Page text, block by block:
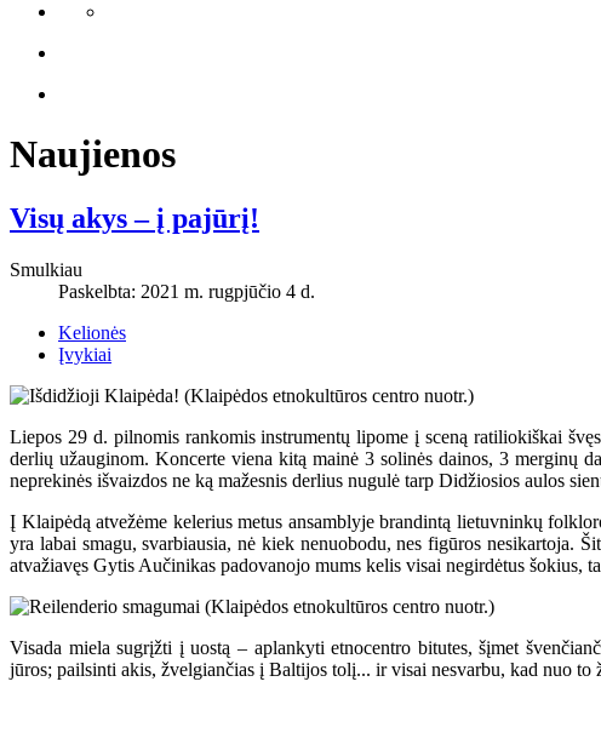
Naujienos
Visų akys – į pajūrį!
Smulkiau
Paskelbta: 2021 m. rugpjūčio 4 d.
Kelionės
Įvykiai
Liepos 29 d. pilnomis rankomis instrumentų lipome į sceną ratiliokiškai
derlių užauginom. Koncerte viena kitą mainė 3 solinės dainos, 3 merginų
neprekinės išvaizdos ne ką mažesnis derlius nugulė tarp Didžiosios aulos
Į Klaipėdą atvežėme kelerius metus ansamblyje brandintą lietuvninkų
yra labai smagu, svarbiausia, nė kiek nenuobodu, nes figūros nesikartoja.
atvažiavęs Gytis Aučinikas padovanojo mums kelis visai negirdėtus šokius,
Visada miela sugrįžti į uostą – aplankyti etnocentro bitutes, šįmet
jūros; pailsinti akis, žvelgiančias į Baltijos tolį... ir visai nesvarbu, kad nuo